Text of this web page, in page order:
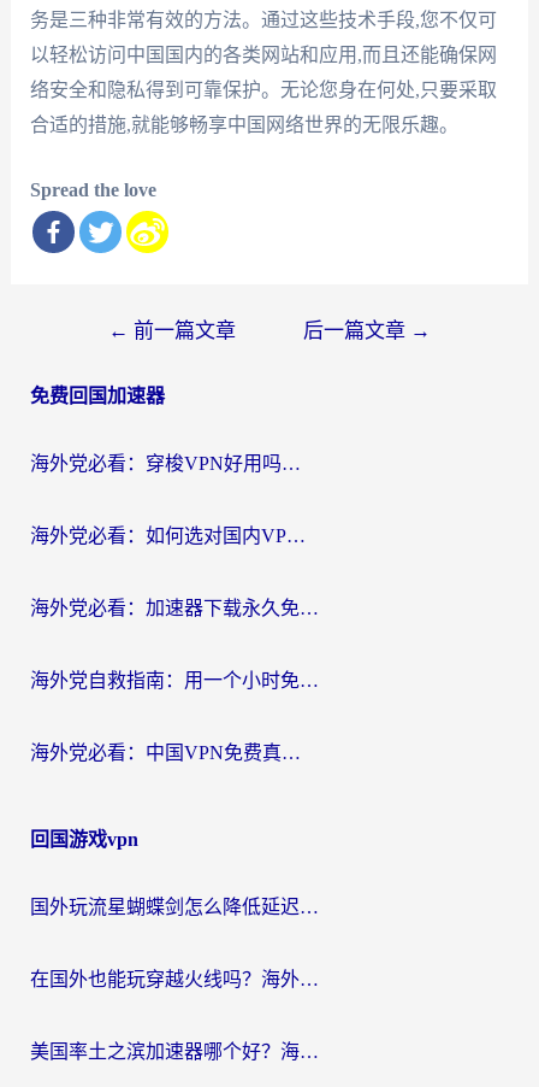
务是三种非常有效的方法。通过这些技术手段,您不仅可
以轻松访问中国国内的各类网站和应用,而且还能确保网
络安全和隐私得到可靠保护。无论您身在何处,只要采取
合适的措施,就能够畅享中国网络世界的无限乐趣。
Spread the love
导
← 前一篇文章 后一篇文章 →
免费回国加速器
海外党必看：穿梭VPN好用吗？和云帆VPN对比哪个回国效果更好？附真实测评+避坑指南
海外党必看：如何选对国内VPN，实现无缝访问国内资源？
海外党必看：加速器下载永久免费版真的存在吗？教你无缝访问国内资源的正确姿势
海外党自救指南：用一个小时免费加速器，轻松打破国内资源访问壁垒？
海外党必看：中国VPN免费真的靠谱吗？手把手教你选对回国加速器
回国游戏vpn
国外玩流星蝴蝶剑怎么降低延迟？海外党必看的加速秘籍（含欧洲鸣潮&彩虹岛优化攻略）
在国外也能玩穿越火线吗？海外玩家国服游戏畅玩终极指南
美国率土之滨加速器哪个好？海外党国服游戏畅玩终极指南（附多游戏解决方案）